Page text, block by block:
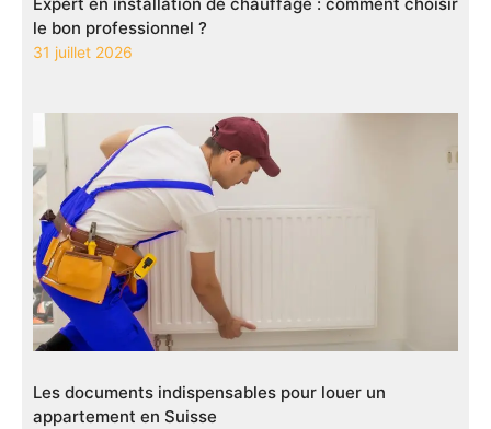
le bon professionnel ?
31 juillet 2026
Les documents indispensables pour louer un
appartement en Suisse